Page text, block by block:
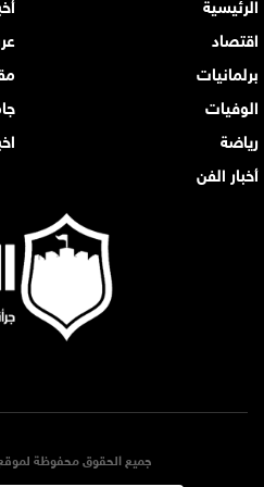
اقتصاد
برلمانيات
الوفيات
رياضة
أخبار الفن
جميع الحقوق محفوظة لموقع